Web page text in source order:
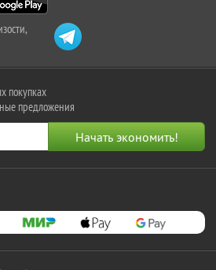
покупках
предложения